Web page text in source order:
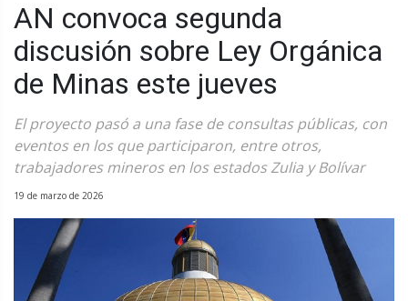
AN convoca segunda
discusión sobre Ley Orgánica
de Minas este jueves
El proyecto pasó a una fase de consultas públicas, con
eventos en los que participaron, entre otros,
trabajadores mineros en los estados Zulia y Bolívar
19 de marzo de 2026